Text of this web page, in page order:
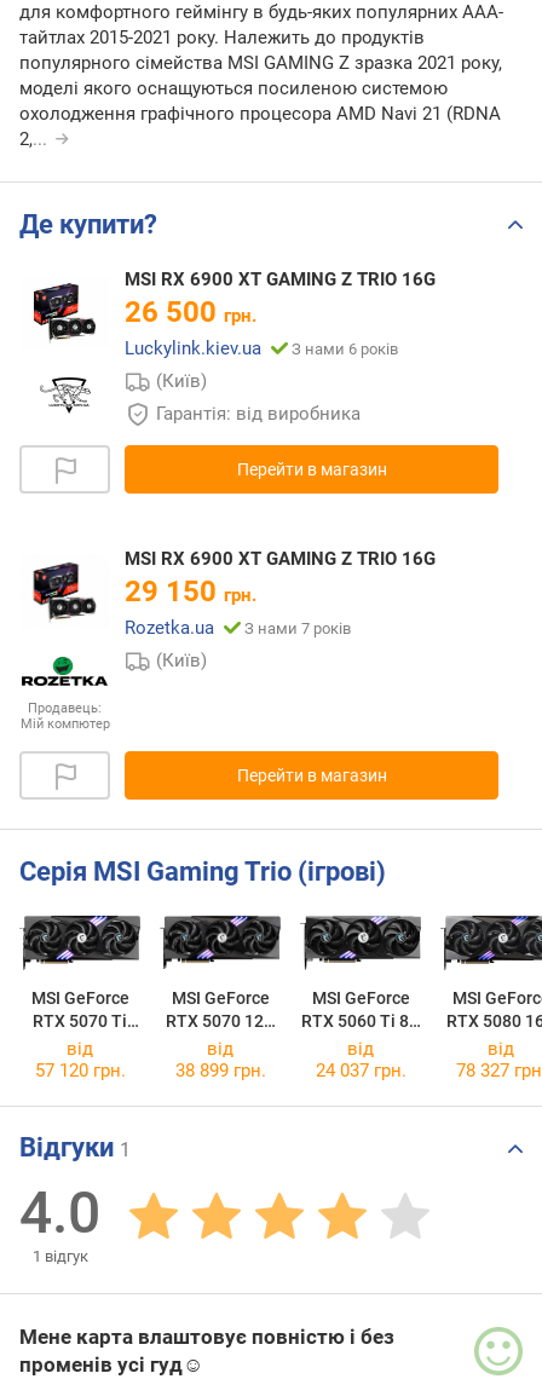
для комфортного геймінгу в будь-яких популярних ААА-
тайтлах 2015-2021 року. Належить до продуктів
популярного сімейства MSI GAMING Z зразка 2021 року,
моделі якого оснащуються посиленою системою
охолодження графічного процесора AMD Navi 21 (RDNA
2,...
Де купити?
MSI RX 6900 XT GAMING Z TRIO 16G
26 500 грн.
Luckylink.kiev.ua
З нами 6 років
(Київ)
Гарантія: від виробника
Перейти в магазин
Продавець:
Мій компютер
MSI RX 6900 XT GAMING Z TRIO 16G
29 150 грн.
Rozetka.ua
З нами 7 років
(Київ)
Перейти в магазин
Серія MSI Gaming Trio (ігрові)
MSI GeForce
RTX 5070 Ti
16G GAMING
TRIO OC
MSI GeForce
RTX 5070 12G
GAMING TRIO
OC
MSI GeForce
RTX 5060 Ti 8G
GAMING TRIO
OC
MSI
RTX 5080
GAMING
OC
від
57 120 грн.
від
38 899 грн.
від
24 037 грн.
від
78 327
Відгуки 1
4.0
1 відгук
Мене карта влаштовує повністю і без
променів усі гуд☺